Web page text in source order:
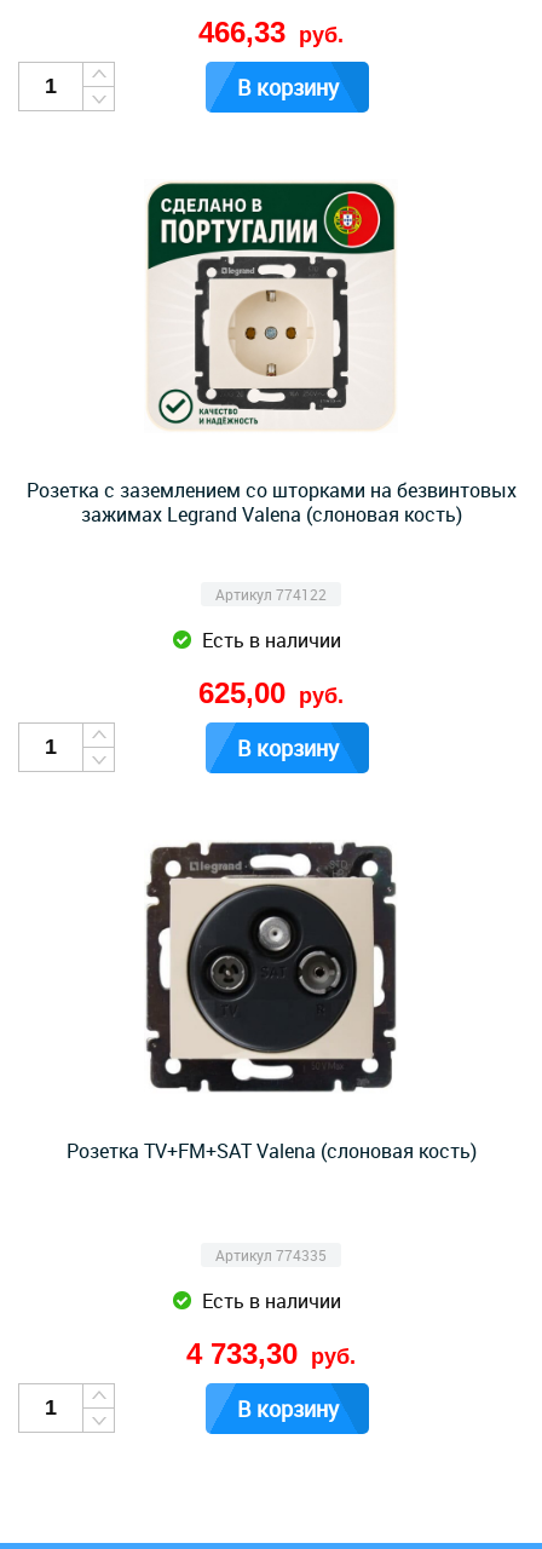
466,33 руб.
В корзину
Розетка с заземлением со шторками на безвинтовых
зажимах Legrand Valena (слоновая кость)
Артикул 774122
Есть в наличии
625,00 руб.
В корзину
Розетка TV+FM+SAT Valena (слоновая кость)
Артикул 774335
Есть в наличии
4 733,30 руб.
В корзину